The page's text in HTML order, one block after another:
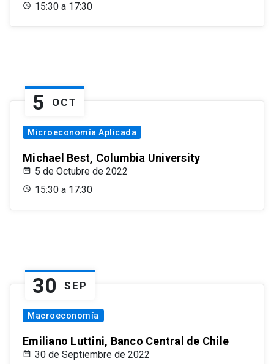
15:30 a 17:30
5 OCT
Microeconomía Aplicada
Michael Best, Columbia University
5 de Octubre de 2022
15:30 a 17:30
30 SEP
Macroeconomía
Emiliano Luttini, Banco Central de Chile
30 de Septiembre de 2022